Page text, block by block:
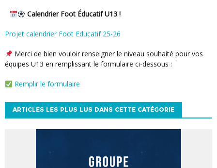
Calendrier Foot Éducatif U13 !
Projet calendrier Foot Educatif 25-26
Merci de bien vouloir renseigner le niveau souhaité pour vos
équipes U13 en remplissant le formulaire ci-dessous :
Remplir le formulaire
ARTICLES LES PLUS LUS DANS CETTE CATÉGORIE